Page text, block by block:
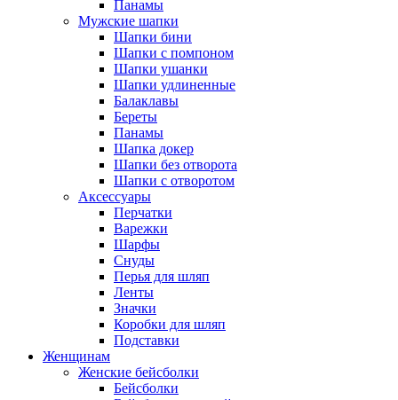
Панамы
Мужские шапки
Шапки бини
Шапки с помпоном
Шапки ушанки
Шапки удлиненные
Балаклавы
Береты
Панамы
Шапка докер
Шапки без отворота
Шапки с отворотом
Аксессуары
Перчатки
Варежки
Шарфы
Снуды
Перья для шляп
Ленты
Значки
Коробки для шляп
Подставки
Женщинам
Женские бейсболки
Бейсболки